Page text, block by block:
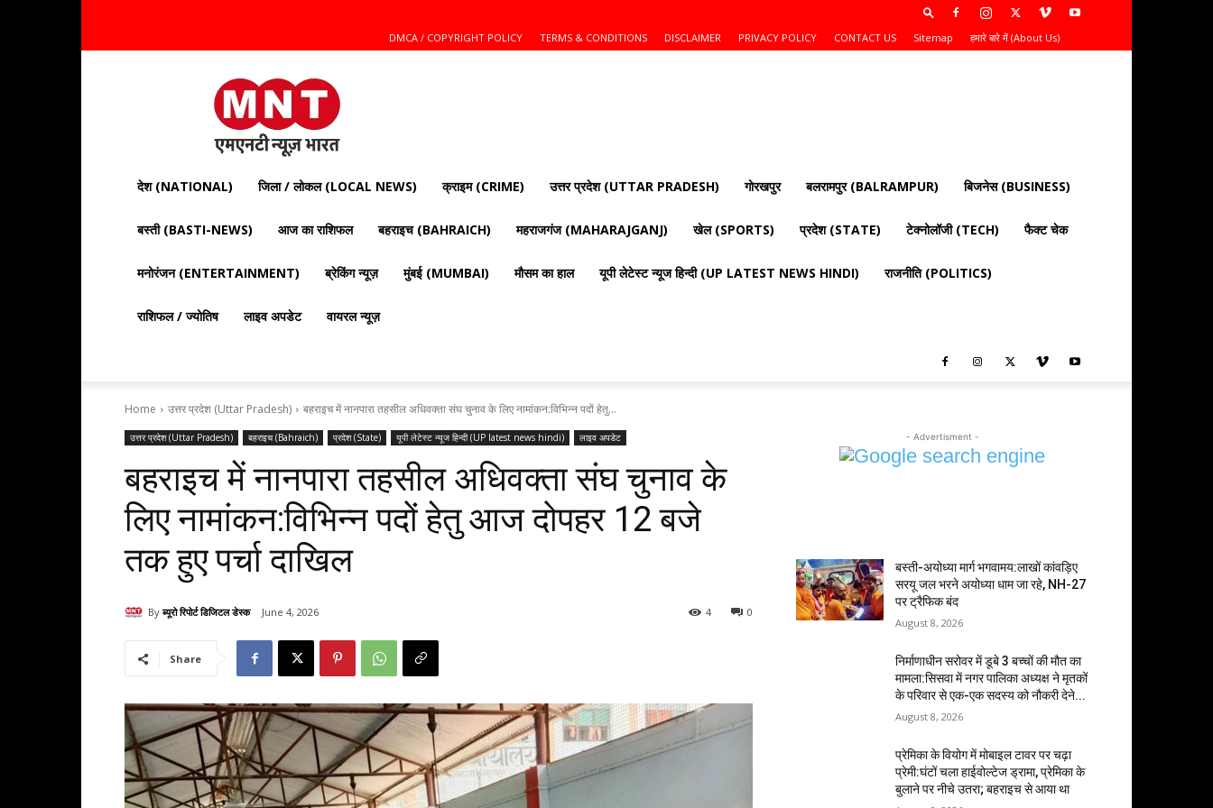
DMCA / COPYRIGHT POLICY TERMS & CONDITIONS DISCLAIMER PRIVACY POLICY CONTACT US Sitemap हमारे बारे में (About Us)
Mnt
News
Bharat
|
आज
की
ताज़ा
राजनीति,
और
दुनिया
की
देश (NATIONAL) जिला / लोकल (LOCAL NEWS) क्राइम (CRIME) उत्तर प्रदेश (UTTAR PRADESH) गोरखपुर बलरामपुर (BALRAMPUR) बिजनेस (BUSINESS)
बस्ती (BASTI-NEWS) आज का राशिफल बहराइच (BAHRAICH) महराजगंज (MAHARAJGANJ) खेल (SPORTS) प्रदेश (STATE) टेक्नोलॉजी (TECH) फैक्ट चेक
मनोरंजन (ENTERTAINMENT) ब्रेकिंग न्यूज़ मुंबई (MUMBAI) मौसम का हाल यूपी लेटेस्ट न्यूज हिन्दी (UP LATEST NEWS HINDI) राजनीति (POLITICS)
राशिफल / ज्योतिष लाइव अपडेट वायरल न्यूज़
Home उत्तर प्रदेश (Uttar Pradesh) बहराइच में नानपारा तहसील अधिवक्ता संघ चुनाव के लिए नामांकन:विभिन्न पदों हेतु...
उत्तर प्रदेश (Uttar Pradesh) बहराइच (Bahraich) प्रदेश (State) यूपी लेटेस्ट न्यूज हिन्दी (UP latest news hindi) लाइव अपडेट
बहराइच में नानपारा तहसील अधिवक्ता संघ चुनाव के
लिए नामांकन:विभिन्न पदों हेतु आज दोपहर 12 बजे
तक हुए पर्चा दाखिल
By ब्यूरो रिपोर्ट डिजिटल डेस्क June 4, 2026 0
4
Share
- Advertisment -
बस्ती-अयोध्या मार्ग भगवामय:लाखों कांवड़िए
सरयू जल भरने अयोध्या धाम जा रहे, NH-27
पर ट्रैफिक बंद
August 8, 2026
निर्माणाधीन सरोवर में डूबे 3 बच्चों की मौत का
मामला:सिसवा में नगर पालिका अध्यक्ष ने मृतकों
के परिवार से एक-एक सदस्य को नौकरी देने...
August 8, 2026
प्रेमिका के वियोग में मोबाइल टावर पर चढ़ा
प्रेमी:घंटों चला हाईवोल्टेज ड्रामा, प्रेमिका के
बुलाने पर नीचे उतरा; बहराइच से आया था